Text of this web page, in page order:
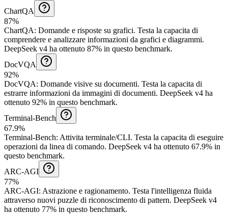
ChartQA
87%
ChartQA: Domande e risposte su grafici. Testa la capacita di
comprendere e analizzare informazioni da grafici e diagrammi.
DeepSeek v4 ha ottenuto 87% in questo benchmark.
DocVQA
92%
DocVQA: Domande visive su documenti. Testa la capacita di
estrarre informazioni da immagini di documenti. DeepSeek v4 ha
ottenuto 92% in questo benchmark.
Terminal-Bench
67.9%
Terminal-Bench: Attivita terminale/CLI. Testa la capacita di eseguire
operazioni da linea di comando. DeepSeek v4 ha ottenuto 67.9% in
questo benchmark.
ARC-AGI
77%
ARC-AGI: Astrazione e ragionamento. Testa l'intelligenza fluida
attraverso nuovi puzzle di riconoscimento di pattern. DeepSeek v4
ha ottenuto 77% in questo benchmark.